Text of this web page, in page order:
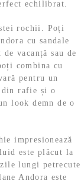
echilibrat.
rochii. Poți
cu sandale
vacanță sau de
combina cu
pentru un
din rafie și o
look demn de o
impresionează
este plăcut la
lungi petrecute
Andora este